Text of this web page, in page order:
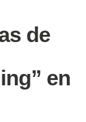
de
en